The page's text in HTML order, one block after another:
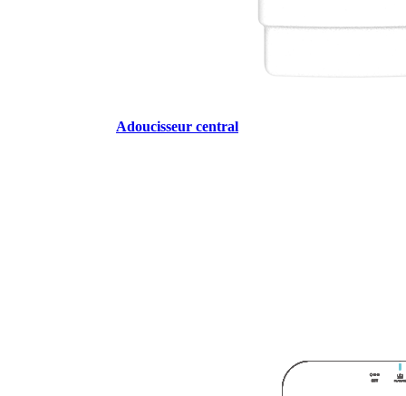
Adoucisseur central